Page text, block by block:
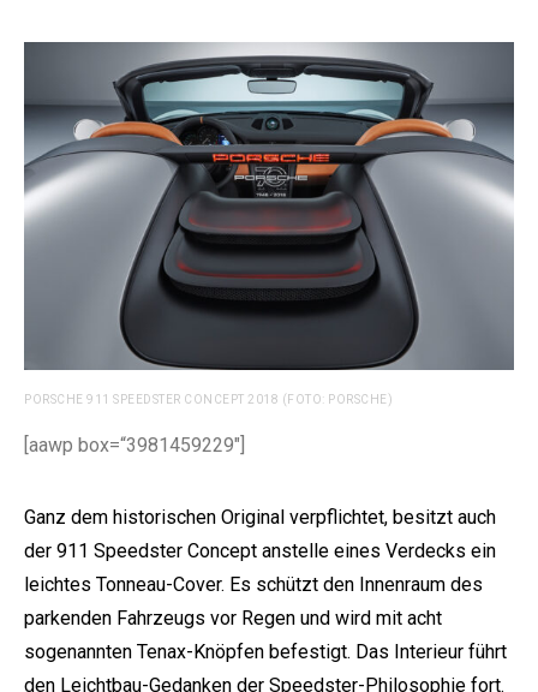
PORSCHE 911 SPEEDSTER CONCEPT 2018 (FOTO: PORSCHE)
[aawp box=“3981459229″]
Ganz dem historischen Original verpflichtet, besitzt auch
der 911 Speedster Concept anstelle eines Verdecks ein
leichtes Tonneau-Cover. Es schützt den Innenraum des
parkenden Fahrzeugs vor Regen und wird mit acht
sogenannten Tenax-Knöpfen befestigt. Das Interieur führt
den Leichtbau-Gedanken der Speedster-Philosophie fort.